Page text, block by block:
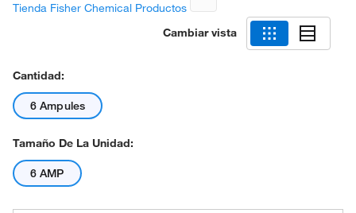
Tienda Fisher Chemical Productos
Cambiar vista
Cantidad:
6 Ampules
Tamaño De La Unidad:
6 AMP